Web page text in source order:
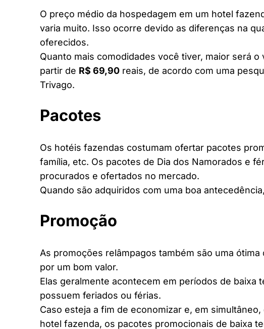
O preço médio da hospedagem em um hotel
varia muito. Isso ocorre devido as diferenças na
oferecidos.
Quanto mais comodidades você tiver, maior será
partir de R$ 69,90 reais, de acordo com uma
Trivago.
Pacotes
Os hotéis fazendas costumam ofertar pacotes
família, etc. Os pacotes de Dia dos Namorados e
procurados e ofertados no mercado.
Quando são adquiridos com uma boa
Promoção
As promoções relâmpagos também são uma
por um bom valor.
Elas geralmente acontecem em períodos de baixa
possuem feriados ou férias.
Caso esteja a fim de economizar e, em
hotel fazenda, os pacotes promocionais de baixa